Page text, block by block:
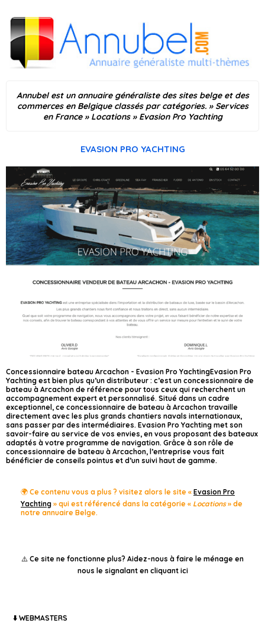
Annubel est un annuaire généraliste des sites belge et des
commerces en Belgique classés par catégories. » Services
en France » Locations » Evasion Pro Yachting
EVASION PRO YACHTING
Concessionnaire bateau Arcachon - Evasion Pro YachtingEvasion Pro
Yachting est bien plus qu’un distributeur : c’est un concessionnaire de
bateau à Arcachon de référence pour tous ceux qui recherchent un
accompagnement expert et personnalisé. Situé dans un cadre
exceptionnel, ce concessionnaire de bateau à Arcachon travaille
directement avec les plus grands chantiers navals internationaux,
sans passer par des intermédiaires. Evasion Pro Yachting met son
savoir-faire au service de vos envies, en vous proposant des bateaux
adaptés à votre programme de navigation. Grâce à son rôle de
concessionnaire de bateau à Arcachon, l’entreprise vous fait
bénéficier de conseils pointus et d’un suivi haut de gamme.
🌍 Ce contenu vous a plus ? visitez alors le site « Evasion Pro
Yachting » qui est référencé dans la catégorie « Locations» de
notre annuaire Belge.
⚠️ Ce site ne fonctionne plus? Aidez-nous à faire le ménage en
nous le signalant en cliquant ici
⬇️ WEBMASTERS